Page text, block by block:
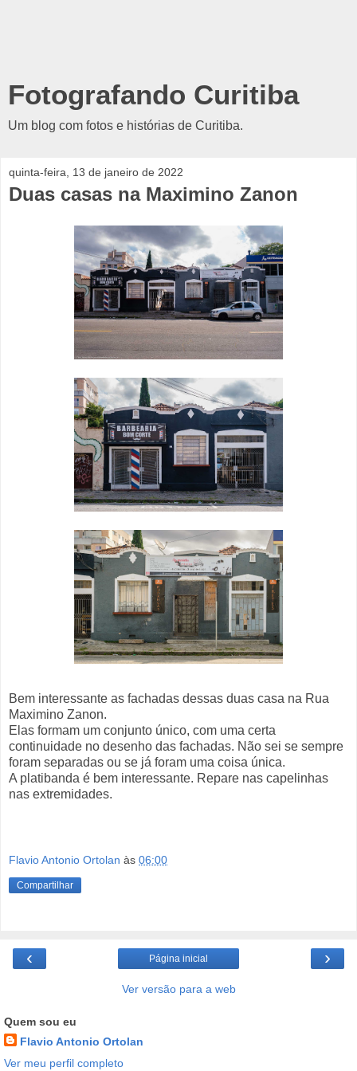
Fotografando Curitiba
Um blog com fotos e histórias de Curitiba.
quinta-feira, 13 de janeiro de 2022
Duas casas na Maximino Zanon
Bem interessante as fachadas dessas duas casa na Rua
Maximino Zanon.
Elas formam um conjunto único, com uma certa
continuidade no desenho das fachadas. Não sei se sempre
foram separadas ou se já foram uma coisa única.
A platibanda é bem interessante. Repare nas capelinhas
nas extremidades.
Flavio Antonio Ortolan às 06:00
Compartilhar
‹ ›
Página inicial
Ver versão para a web
Quem sou eu
Flavio Antonio Ortolan
Ver meu perfil completo